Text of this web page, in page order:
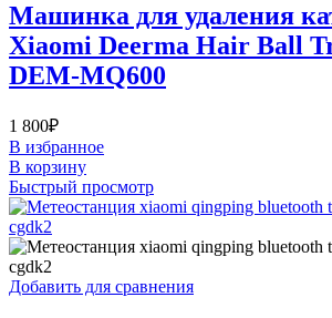
Машинка для удаления
Xiaomi Deerma Hair Ball
DEM-MQ600
1 800₽
В избранное
В корзину
Быстрый просмотр
Добавить для сравнения